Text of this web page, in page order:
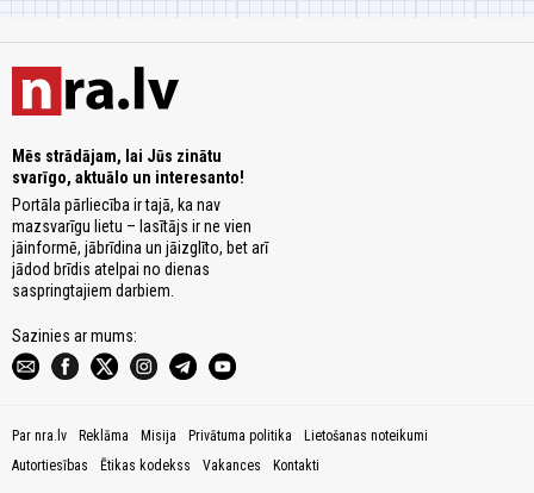
Mēs strādājam, lai Jūs zinātu
svarīgo, aktuālo un interesanto!
Portāla pārliecība ir tajā, ka nav
mazsvarīgu lietu – lasītājs ir ne vien
jāinformē, jābrīdina un jāizglīto, bet arī
jādod brīdis atelpai no dienas
saspringtajiem darbiem.
Sazinies ar mums:
Par nra.lv Reklāma Misija Privātuma politika
Lietošanas noteikumi
Autortiesības
Ētikas kodekss Vakances Kontakti